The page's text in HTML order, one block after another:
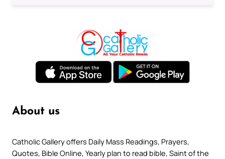
About us
Catholic Gallery offers Daily Mass Readings, Prayers,
Quotes, Bible Online, Yearly plan to read bible, Saint of the